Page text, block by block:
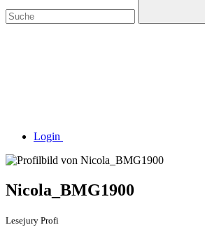
Login
Nicola_BMG1900
Lesejury Profi